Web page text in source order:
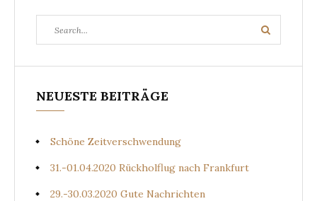
for:
Search
NEUESTE BEITRÄGE
Schöne Zeitverschwendung
31.-01.04.2020 Rückholflug nach Frankfurt
29.-30.03.2020 Gute Nachrichten